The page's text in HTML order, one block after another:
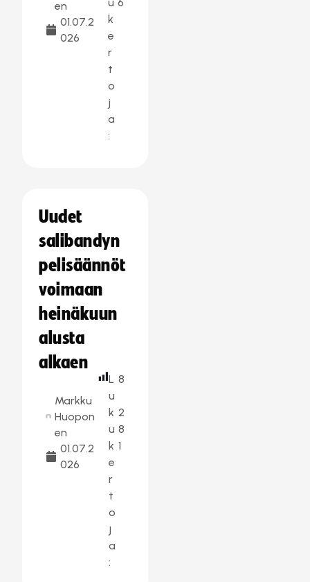
en
01.07.2
026
k
e
r
t
o
j
a
:
Uudet
salibandyn
pelisäännöt
voimaan
heinäkuun
alusta
alkaen
Markku
Huopon
en
01.07.2
026
L
u
k
u
k
e
r
t
o
j
a
:
8
2
8
1